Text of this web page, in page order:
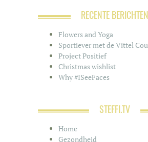
RECENTE BERICHTEN
Flowers and Yoga
Sportiever met de Vittel
Project Positief
Christmas wishlist
Why #ISeeFaces
STEFFI.TV
Home
Gezondheid